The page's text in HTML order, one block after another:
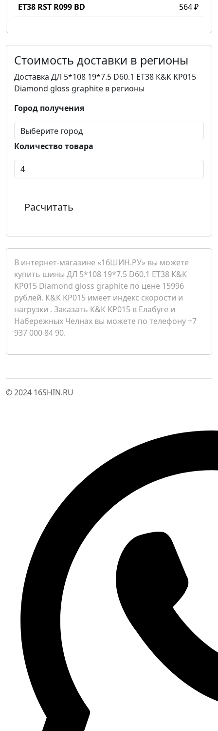
ET38 RST R099 BD
564 ₽
Стоимость доставки в регионы
Доставка ДЛ 5*108 19*7.5 D60.1 ET38 К&К KP015
Diamond gloss graphite в регионы
Город получения
Количество товара
Расчитать
В интернет-магазине «16ШИН.РУ» вы можете
купить шины ДЛ 5*108 19*7.5 D60.1 ET38 К&К
KP015 Diamond gloss graphite по цене 15996
рублей. К&К KP015 имеет индекс скорости и
нагрузки . Заказать К&К KP015 в Елабуге и
Набережных Челнах вы можете по телефону +7
937 000 84 90.
© 2024 16SHIN.RU